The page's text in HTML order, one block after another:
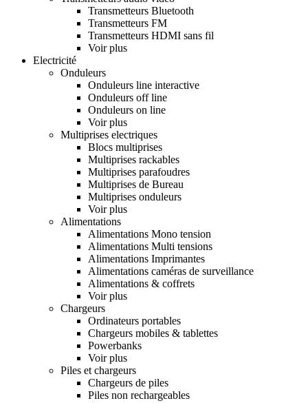
Transmetteurs Bluetooth
Transmetteurs FM
Transmetteurs HDMI sans fil
Voir plus
Electricité
Onduleurs
Onduleurs line interactive
Onduleurs off line
Onduleurs on line
Voir plus
Multiprises electriques
Blocs multiprises
Multiprises rackables
Multiprises parafoudres
Multiprises de Bureau
Multiprises onduleurs
Voir plus
Alimentations
Alimentations Mono tension
Alimentations Multi tensions
Alimentations Imprimantes
Alimentations caméras de surveillance
Alimentations & coffrets
Voir plus
Chargeurs
Ordinateurs portables
Chargeurs mobiles & tablettes
Powerbanks
Voir plus
Piles et chargeurs
Chargeurs de piles
Piles non rechargeables